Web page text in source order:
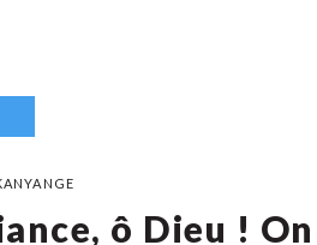
ô Dieu !